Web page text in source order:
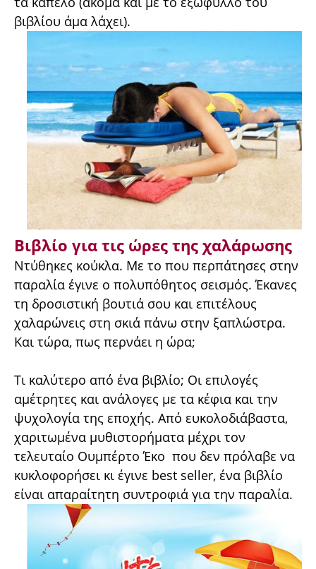
βιβλίου άμα λάχει).
Βιβλίο για τις ώρες της χαλάρωσης
Ντύθηκες κούκλα. Με το που περπάτησες στην
παραλία έγινε ο πολυπόθητος σεισμός. Έκανες
τη δροσιστική βουτιά σου και επιτέλους
χαλαρώνεις στη σκιά πάνω στην ξαπλώστρα.
Και τώρα, πως περνάει η ώρα;
Τι καλύτερο από ένα βιβλίο; Οι επιλογές
αμέτρητες και ανάλογες με τα κέφια και την
ψυχολογία της εποχής. Από ευκολοδιάβαστα,
χαριτωμένα μυθιστορήματα μέχρι τον
τελευταίο Ουμπέρτο Έκο που δεν πρόλαβε να
κυκλοφορήσει κι έγινε best seller, ένα βιβλίο
είναι απαραίτητη συντροφιά για την παραλία.